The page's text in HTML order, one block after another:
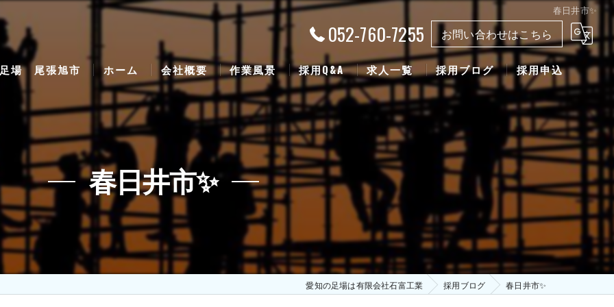
春日井市✨
052-760-7255 お問い合わせはこちら
場 尾張旭市 ホーム 会社概要 作業風景 採用Q&A 求人一覧 採用ブログ 採用申込
春日井市✨
愛知の足場は有限会社石富工業 採用ブログ 春日井市✨